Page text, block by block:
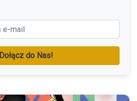
Dołącz do Nas!